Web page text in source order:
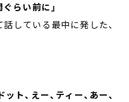
らい前に」
している最中に発した、
ト、えー、ティー、あー、